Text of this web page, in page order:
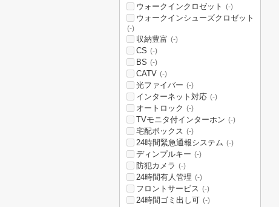
ウォークインクロゼット (-)
ウォークインシューズクロゼット
(-)
収納豊富 (-)
CS (-)
BS (-)
CATV (-)
光ファイバー (-)
インターネット対応 (-)
オートロック (-)
TVモニタ付インターホン (-)
宅配ボックス (-)
24時間緊急通報システム (-)
ディンプルキー (-)
防犯カメラ (-)
24時間有人管理 (-)
フロントサービス (-)
24時間ゴミ出し可 (-)